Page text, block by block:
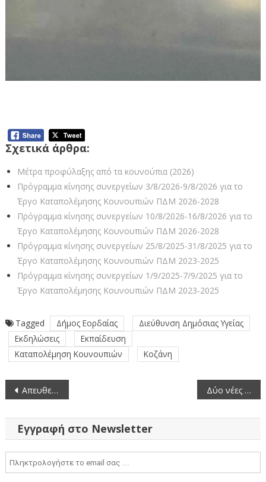
Σχετικά άρθρα:
Μέτρα προφύλαξης από τα κουνούπια (2026)
Πρόγραμμα κίνησης συνεργείων 3/8/2026-9/8/2026 για το
Έργο Καταπολέμησης Κουνουπιών ΠΔΜ 2026-2028
Πρόγραμμα κίνησης συνεργείων 10/8/2026-16/8/2026 για το
Έργο Καταπολέμησης Κουνουπιών ΠΔΜ 2026-2028
Πρόγραμμα κίνησης συνεργείων 25/8/2025-31/8/2025 για το
Έργο Καταπολέμησης Κουνουπιών ΠΔΜ 2023-2025
Πρόγραμμα κίνησης συνεργείων 1/9/2025-7/9/2025 για το
Έργο Καταπολέμησης Κουνουπιών ΠΔΜ 2023-2025
Tagged Δήμος Εορδαίας
Διεύθυνση Δημόσιας Υγείας
Εκδηλώσεις
Εκπαίδευση
Καταπολέμηση Κουνουπιών
Κοζάνη
Πλοήγηση
άρθρων
Απευθείας μετάδοση της συνεδρίασης της Περιφερειακής Επιτροπής Δυτικής Μακεδονίας (23-6-2025) Δύο νέες ψηφιακές υπηρεσίες από την Περιφέρεια Δυτικής Μακεδονίας – Με το βλέμμα σε μια διοίκηση διαφανή, προσβάσιμη και φιλική στον πολίτη
Εγγραφή στο Newsletter